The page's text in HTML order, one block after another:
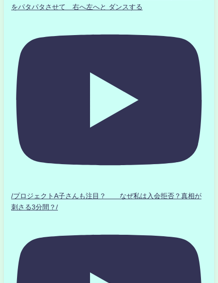
をパタパタさせて 右へ左へと ダンスする
/プロジェクトA子さんも注目？ なぜ私は入会拒否？真相が
刺さる3分間？/